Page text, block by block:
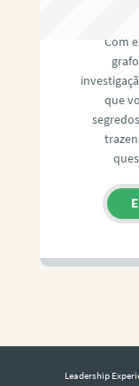
Com
que
Leadership